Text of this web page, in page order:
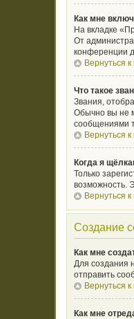
Как мне
На вкладке
От
конференции
Вернуться
Что такое
Звания,
Обычно вы не
сообщениями
Вернуться
Когда я
Только
возможность.
Вернуться
Создание
Как мне
Для создания
отправить
Вернуться
Как мне